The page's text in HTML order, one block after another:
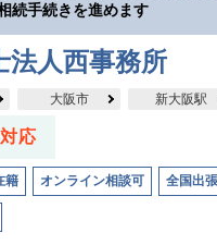
続手続きを進めます
法人西事務所
大阪市 新大阪駅
応
籍 オンライン相談可 全国出